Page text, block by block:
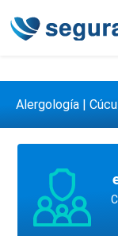
Alergología |